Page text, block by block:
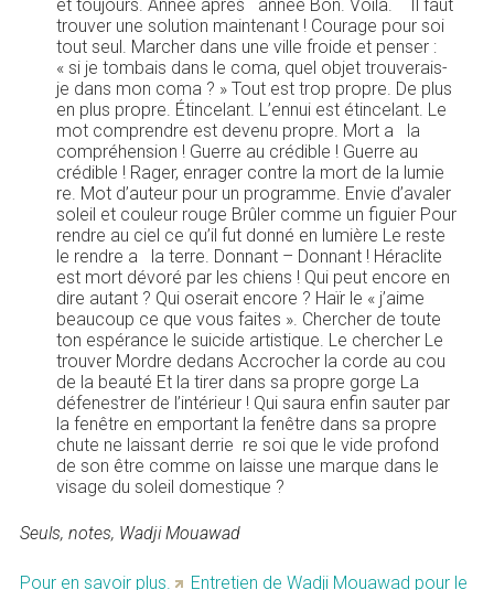
et toujours. Anneé apres anneé Bon. Voila. Il faut
trouver une solution maintenant ! Courage pour soi
tout seul. Marcher dans une ville froide et penser :
« si je tombais dans le coma, quel objet trouverais-
je dans mon coma ? » Tout est trop propre. De plus
en plus propre. Étincelant. L’ennui est étincelant. Le
mot comprendre est devenu propre. Mort a la
compréhension ! Guerre au crédible ! Guerre au
crédible ! Rager, enrager contre la mort de la lumie
re. Mot d’auteur pour un programme. Envie d’avaler
soleil et couleur rouge Brûler comme un figuier Pour
rendre au ciel ce qu’il fut donné en lumière Le reste
le rendre a la terre. Donnant – Donnant ! Héraclite
est mort dévoré par les chiens ! Qui peut encore en
dire autant ? Qui oserait encore ? Haïr le « j’aime
beaucoup ce que vous faites ». Chercher de toute
ton espérance le suicide artistique. Le chercher Le
trouver Mordre dedans Accrocher la corde au cou
de la beauté Et la tirer dans sa propre gorge La
défenestrer de l’intérieur ! Qui saura enfin sauter par
la fenêtre en emportant la fenêtre dans sa propre
chute ne laissant derrie re soi que le vide profond
de son être comme on laisse une marque dans le
visage du soleil domestique ?
Seuls, notes, Wadji Mouawad
Pour en savoir plus.
Entretien de Wadji Mouawad pour le